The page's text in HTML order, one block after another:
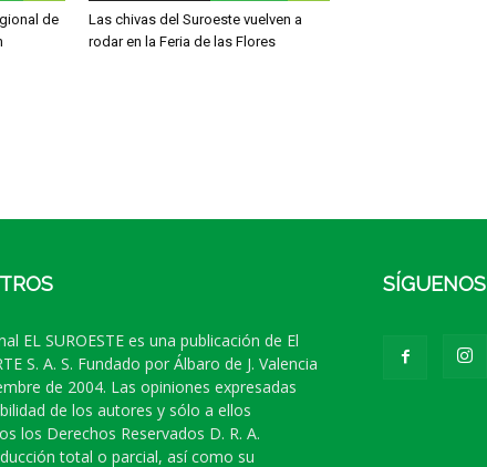
de
Las chivas del Suroeste vuelven a
rodar en la Feria de las Flores
EL SUROESTE es una publicación de El
S. A. S. Fundado por Álbaro de J. Valencia
de 2004. Las opiniones expresadas
de los autores y sólo a ellos
los Derechos Reservados D. R. A.
total o parcial, así como su
SÍGUENOS